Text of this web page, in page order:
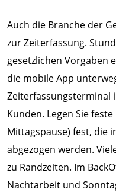
Auch die Branche der
zur Zeiterfassung.
gesetzlichen Vorgaben
die mobile App
Zeiterfassungsterminal
Kunden. Legen Sie
Mittagspause) fest, die
abgezogen werden.
zu Randzeiten. Im
Nachtarbeit und